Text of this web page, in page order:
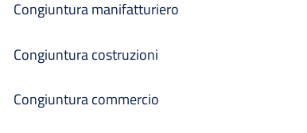
Congiuntura manifatturiero
Congiuntura costruzioni
Congiuntura commercio